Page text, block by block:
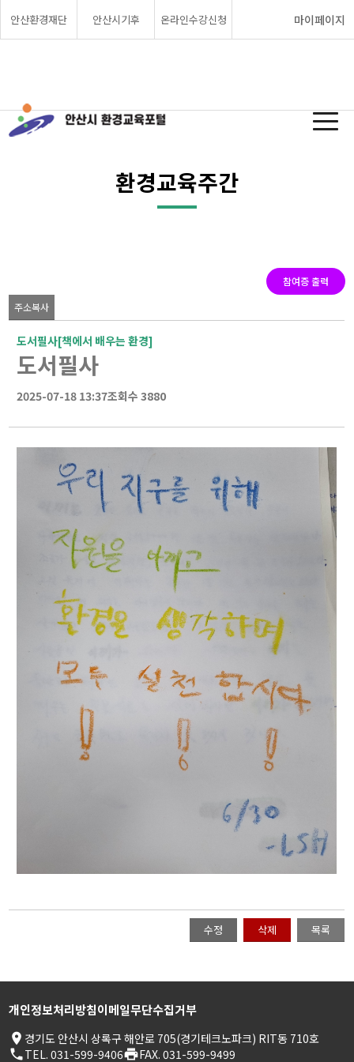
안산환경재단 안산시기후 온라인수강신청 마이페이지
환경교육주간
참여증 출력
주소복사
도서필사[책에서 배우는 환경]
도서필사
2025-07-18 13:37조회수 3880
수정 삭제 목록
개인정보처리방침이메일무단수집거부
place 경기도 안산시 상록구 해안로 705(경기테크노파크) RIT동 710호
phoneTEL. 031-599-9406printFAX. 031-599-9499